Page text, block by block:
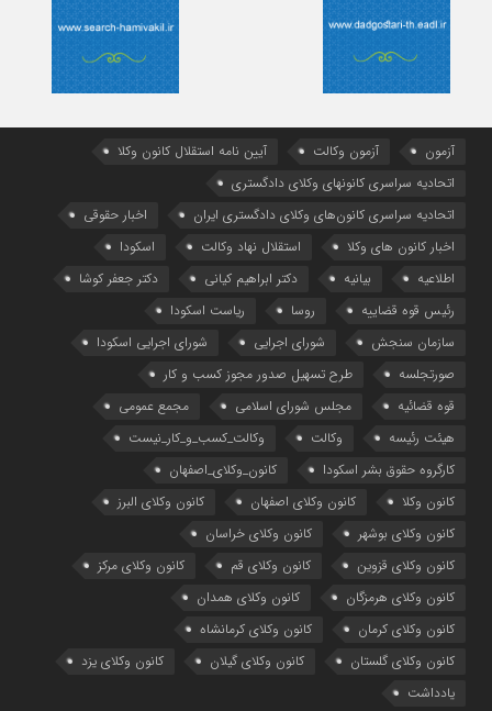
آزمون آزمون وکالت
آیین ‌نامه استقلال کانون وکلا
اتحادیه سراسری کانونهای وکلای دادگستری
اتحادیه سراسری کانون‌های وکلای دادگستری ایران
اخبار حقوقی
اخبار کانون های وکلا
استقلال نهاد وکالت
اسکودا
اطلاعیه
بیانیه دکتر ابراهیم کیانی
دکتر جعفر کوشا
رئیس قوه قضاییه
روسا
ریاست اسکودا
سازمان سنجش
شورای اجرایی
شورای اجرایی اسکودا
صورتجلسه
طرح تسهیل صدور مجوز کسب و کار
قوه قضائیه
مجلس شورای اسلامی
مجمع عمومی
هیئت رئیسه
وکالت
وکالت_کسب_و_کار_نیست
کارگروه حقوق بشر اسکودا
کانون_وکلای_اصفهان
کانون وکلا
کانون وکلای اصفهان
کانون وکلای البرز
کانون وکلای بوشهر
کانون وکلای خراسان
کانون وکلای قزوین
کانون وکلای قم
کانون وکلای مرکز
کانون وکلای هرمزگان
کانون وکلای همدان
کانون وکلای کرمان
کانون وکلای کرمانشاه
کانون وکلای گلستان
کانون وکلای گیلان
کانون وکلای یزد
یادداشت